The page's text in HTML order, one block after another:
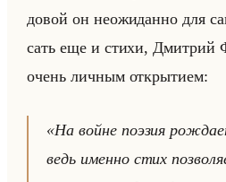
до­вой он неожи­дан­но для
сать еще и стихи, Дмит­рий
очень лич­ным от­кры­ти­ем:
«На войне поэзия
ведь именно стих